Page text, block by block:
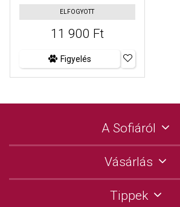
ELFOGYOTT
11 900 Ft
Figyelés
A Sofiáról
Vásárlás
Tippek